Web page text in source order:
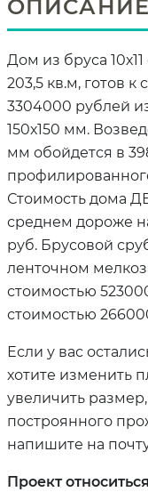
Дом из бруса
203,5 кв.м, готов к
3304000 рублей
150х150 мм.
мм обойдется в
Стоимость дома
среднем дороже
руб. Брусовой
ленточном
стоимостью
стоимостью
Если у вас
хотите изменить
увеличить
построянного
напишите на
Проект